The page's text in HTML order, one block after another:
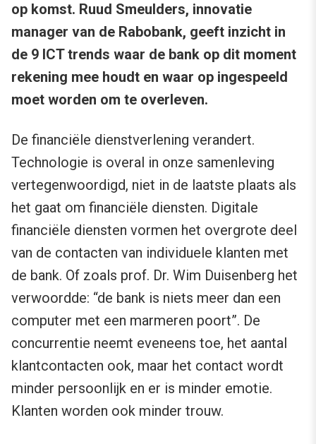
op komst. Ruud Smeulders, innovatie
manager van de Rabobank, geeft inzicht in
de 9 ICT trends waar de bank op dit moment
rekening mee houdt en waar op ingespeeld
moet worden om te overleven.
De financiële dienstverlening verandert.
Technologie is overal in onze samenleving
vertegenwoordigd, niet in de laatste plaats als
het gaat om financiële diensten. Digitale
financiële diensten vormen het overgrote deel
van de contacten van individuele klanten met
de bank. Of zoals prof. Dr. Wim Duisenberg het
verwoordde: “de bank is niets meer dan een
computer met een marmeren poort”. De
concurrentie neemt eveneens toe, het aantal
klantcontacten ook, maar het contact wordt
minder persoonlijk en er is minder emotie.
Klanten worden ook minder trouw.